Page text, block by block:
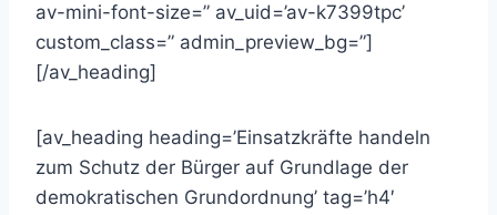
av-mini-font-size=” av_uid=’av-k7399tpc’
custom_class=” admin_preview_bg=”]
[/av_heading]
[av_heading heading=’Einsatzkräfte handeln
zum Schutz der Bürger auf Grundlage der
demokratischen Grundordnung’ tag=’h4′